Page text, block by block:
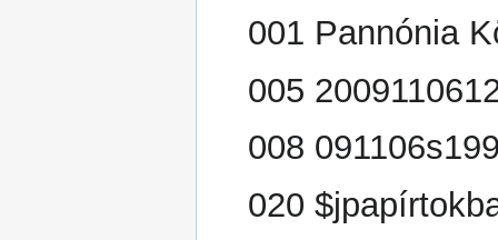
001 Pannónia
005
008
020